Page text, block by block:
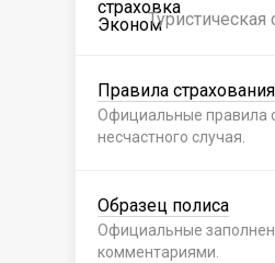
Правила страхования
Официальные правила
несчастного случая.
Образец полиса
Официальные
комментариями.